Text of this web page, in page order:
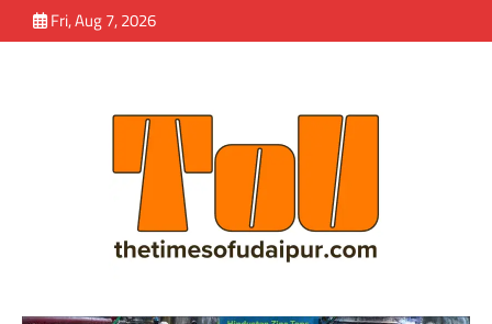
to
Fri, Aug 7, 2026